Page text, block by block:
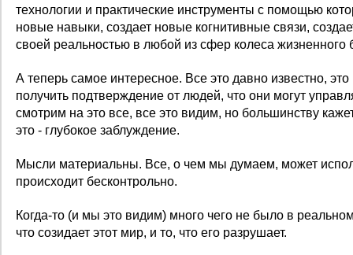
технологии и практические инструменты с помощью
новые навыки, создает новые когнитивные связи,
своей реальностью в любой из сфер колеса жизненного
А теперь самое интересное. Все это давно известно,
получить подтверждение от людей, что они могут
смотрим на это все, все это видим, но большинству
это - глубокое заблуждение.
Мысли материальны. Все, о чем мы думаем, может
происходит бесконтрольно.
Когда-то (и мы это видим) много чего не было в
что созидает этот мир, и то, что его разрушает.